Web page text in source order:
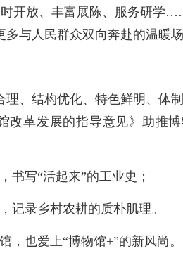
开放、丰富展陈、服务研学
与人民群众双向奔赴的温暖场
理、结构优化、特色鲜明、体
改革发展的指导意见》助推
书写“活起来”的工业史；
记录乡村农耕的质朴肌理。
也爱上“博物馆+”的新风尚。